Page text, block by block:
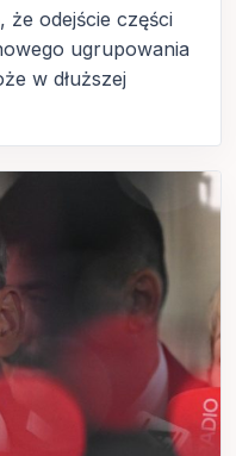
że odejście części
ugrupowania
w dłuższej